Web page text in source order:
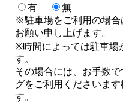
有
無
※駐車場をご利用の場合
お願い申し上げます。
※時間によっては駐車場
す。
その場合には、お手数
グをご利用くださいま
す。